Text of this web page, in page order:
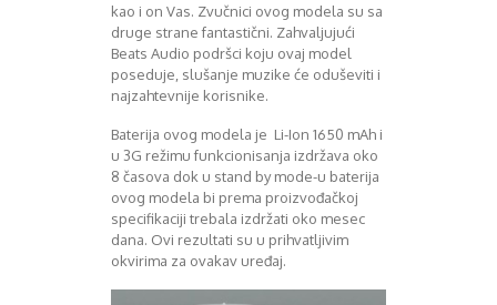
kao i on Vas. Zvučnici ovog modela su sa
druge strane fantastični. Zahvaljujući
Beats Audio podršci koju ovaj model
poseduje, slušanje muzike će oduševiti i
najzahtevnije korisnike.
Baterija ovog modela je Li-Ion 1650 mAh i
u 3G režimu funkcionisanja izdržava oko
8 časova dok u stand by mode-u baterija
ovog modela bi prema proizvođačkoj
specifikaciji trebala izdržati oko mesec
dana. Ovi rezultati su u prihvatljivim
okvirima za ovakav uređaj.